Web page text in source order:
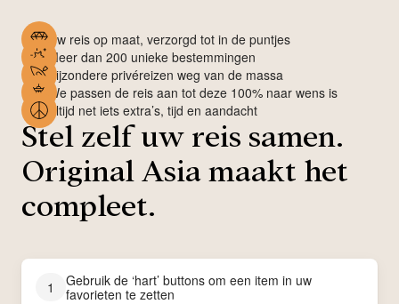
Uw reis op maat, verzorgd tot in de puntjes
Meer dan 200 unieke bestemmingen
Bijzondere privéreizen weg van de massa
We passen de reis aan tot deze 100% naar wens is
Altijd net iets extra’s, tijd en aandacht
Stel zelf uw reis samen.
Original Asia maakt het
compleet.
1
Gebruik de ‘hart’ buttons om een item in uw
favorieten te zetten